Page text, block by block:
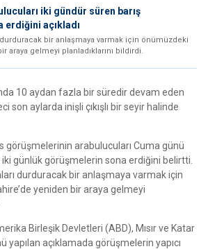
iki gündür süren barış
açıkladı
bir anlaşmaya varmak için önümüzdeki
araya gelmeyi planladıklarını bildirdi.
10 aydan fazla bir süredir devam eden
son aylarda inişli çıkışlı bir seyir halinde
görüşmelerinin arabulucuları Cuma günü
iki günlük görüşmelerin sona erdiğini belirtti.
durduracak bir anlaşmaya varmak için
yeniden bir araya gelmeyi
Birleşik Devletleri (ABD), Mısır ve Katar
yapılan açıklamada görüşmelerin yapıcı